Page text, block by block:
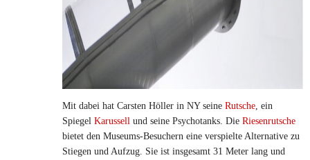
Mit dabei hat Carsten Höller in NY seine Rutsche , ein
Spiegel Karussell und seine Psychotanks. Die Riesenrutsche
bietet den Museums-Besuchern eine verspielte Alternative zu
Stiegen und Aufzug. Sie ist insgesamt 31 Meter lang und